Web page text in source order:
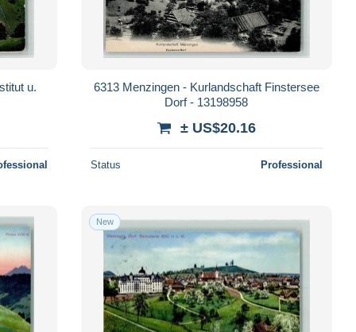
u.
6313 Menzingen - Kurlandschaft Finstersee
Dorf - 13198958
± US$20.16
Status Professional
New